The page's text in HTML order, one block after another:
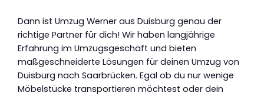
Dann ist Umzug Werner aus Duisburg genau der
richtige Partner für dich! Wir haben langjährige
Erfahrung im Umzugsgeschäft und bieten
maßgeschneiderte Lösungen für deinen Umzug von
Duisburg nach Saarbrücken. Egal ob du nur wenige
Möbelstücke transportieren möchtest oder dein